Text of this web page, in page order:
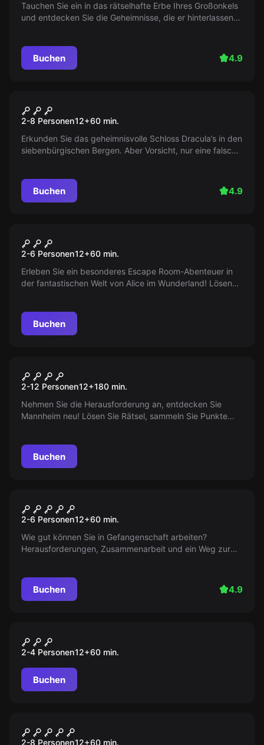
Tauchen Sie ein in das rätselhafte Erbe Ihres Großonkels
und entdecken Sie die Geheimnisse, die er hinterlassen
Schatz für Sie verborgen liegt.
Buchen 4.9
Dracula
2-8 Personen12+60 min.
Erkunden Sie das geheimnisvolle Schloss Dracula’s in den
siebenbürgischen Bergen. Aber Vorsicht, nur eine falsche
Ausweg, bevor Dracula Sie findet.
Buchen 4.9
ALICE IM WUNDERLAND
2-6 Personen12+60 min.
Erleben Sie ein besonderes Escape Room-Abenteuer in
der fantastischen Welt von Alice im Wunderland! Lösen
entkommen können?
Buchen
STADTRALLYE
2-12 Personen12+180 min.
Nehmen Sie die Herausforderung an, entdecken Sie
Mannheim neu! Lösen Sie Rätsel, sammeln Sie Punkte
Buchen
Gefängnisausbruch
2-6 Personen12+60 min.
Wie gut können Sie in Gefangenschaft arbeiten?
Herausforderungen, Zusammenarbeit und ein Weg zur
Buchen 4.9
Escape Game Challenge
2-4 Personen12+60 min.
Buchen
Aladin
2-8 Personen12+60 min.